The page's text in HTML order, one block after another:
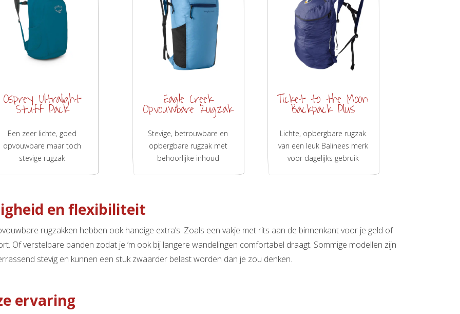
Osprey Ultralight
Stuff Pack
Een zeer lichte, goed
opvouwbare maar toch
stevige rugzak
Eagle Creek
Opvouwbare Rugzak
Stevige, betrouwbare en
opbergbare rugzak met
behoorlijke inhoud
Ticket to the Moon
Backpack Plus
Lichte, opbergbare rugzak
van een leuk Balinees merk
voor dagelijks gebruik
en flexibiliteit
rugzakken hebben ook handige extra’s. Zoals een vakje met rits aan de binnenkant voor je geld of
Of verstelbare banden zodat je ‘m ook bij langere wandelingen comfortabel draagt. Sommige modellen zijn
stevig en kunnen een stuk zwaarder belast worden dan je zou denken.
ervaring